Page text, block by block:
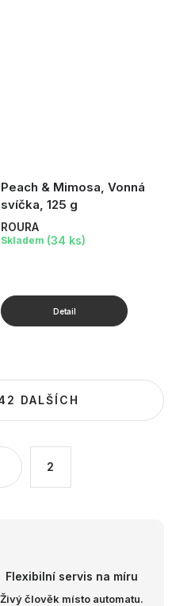
Peach & Mimosa, Vonná
svíčka, 125 g
ROURA
Skladem (34 ks)
DALŠÍCH
2
Flexibilní servis na míru
Živý člověk místo automatu.